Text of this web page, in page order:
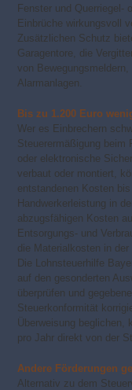
Fenster und Querriegel-
Einbrüche wirkungsvoll
Zusätzlichen Schutz
Garagentore, die
von
Alarmanlagen.
Bis zu 1.200 Euro
Wer es Einbrechern
Steuerermäßigung beim
oder elektronische
verbaut oder montiert,
entstandenen Kosten
Handwerkerleistung in
abzugsfähigen Kosten
Entsorgungs- und
die Materialkosten in der
Die Lohnsteuerhilfe
auf den gesonderten
überprüfen und
Steuerkonformität
Überweisung beglichen,
pro Jahr direkt von der
Andere Förderungen
Alternativ zu dem